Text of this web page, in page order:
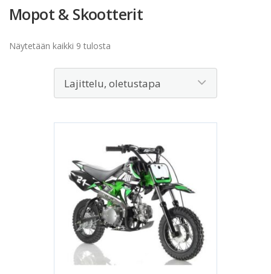
Mopot & Skootterit
Näytetään kaikki 9 tulosta